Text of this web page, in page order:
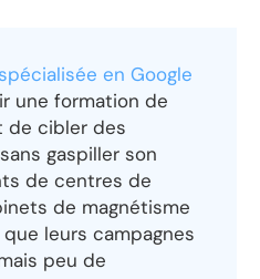
en Google
une formation de
de cibler des
gaspiller son
de centres de
de magnétisme
leurs campagnes
peu de